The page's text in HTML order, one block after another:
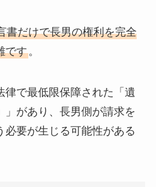
書だけで長男の権利を完全
です。
律で最低限保障された「遺
」があり、長男側が請求を
必要が生じる可能性がある